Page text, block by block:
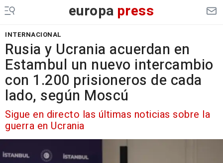
europa press
INTERNACIONAL
Rusia y Ucrania acuerdan en
Estambul un nuevo intercambio
con 1.200 prisioneros de cada
lado, según Moscú
Sigue en directo las últimas noticias sobre la
guerra en Ucrania